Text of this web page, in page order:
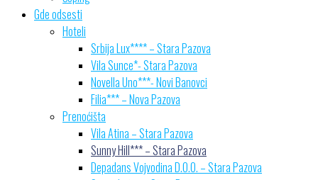
Gde odsesti
Hoteli
Srbija Lux**** – Stara Pazova
Vila Sunce*- Stara Pazova
Novella Uno***- Novi Banovci
Filia*** – Nova Pazova
Prenoćišta
Vila Atina – Stara Pazova
Sunny Hill*** – Stara Pazova
Depadans Vojvodina D.O.O. – Stara Pazova